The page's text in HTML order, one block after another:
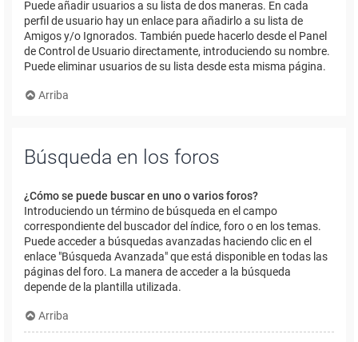
Puede añadir usuarios a su lista de dos maneras. En cada
perfil de usuario hay un enlace para añadirlo a su lista de
Amigos y/o Ignorados. También puede hacerlo desde el Panel
de Control de Usuario directamente, introduciendo su nombre.
Puede eliminar usuarios de su lista desde esta misma página.
Arriba
Búsqueda en los foros
¿Cómo se puede buscar en uno o varios foros?
Introduciendo un término de búsqueda en el campo
correspondiente del buscador del índice, foro o en los temas.
Puede acceder a búsquedas avanzadas haciendo clic en el
enlace "Búsqueda Avanzada" que está disponible en todas las
páginas del foro. La manera de acceder a la búsqueda
depende de la plantilla utilizada.
Arriba